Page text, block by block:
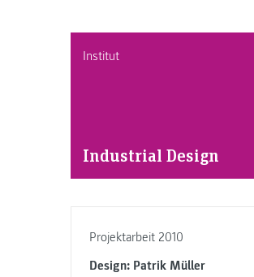
Institut
Industrial Design
Projektarbeit 2010
Design: Patrik Müller